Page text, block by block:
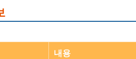
내용